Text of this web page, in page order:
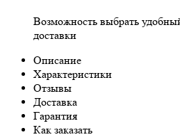
Возможность выбрать
доставки
Описание
Характеристики
Отзывы
Доставка
Гарантия
Как заказать